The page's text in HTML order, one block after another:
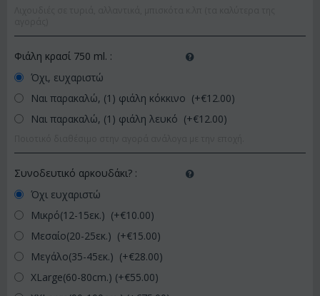
Φιάλη κρασί 750 ml. :
Όχι, ευχαριστώ
Ναι παρακαλώ, (1) φιάλη κόκκινο (+€12.00)
Ναι παρακαλώ, (1) φιάλη λευκό (+€12.00)
Συνοδευτικό αρκουδάκι? :
Όχι ευχαριστώ
Μικρό(12-15εκ.) (+€10.00)
Μεσαίο(20-25εκ.) (+€15.00)
Μεγάλο(35-45εκ.) (+€28.00)
XLarge(60-80cm.) (+€55.00)